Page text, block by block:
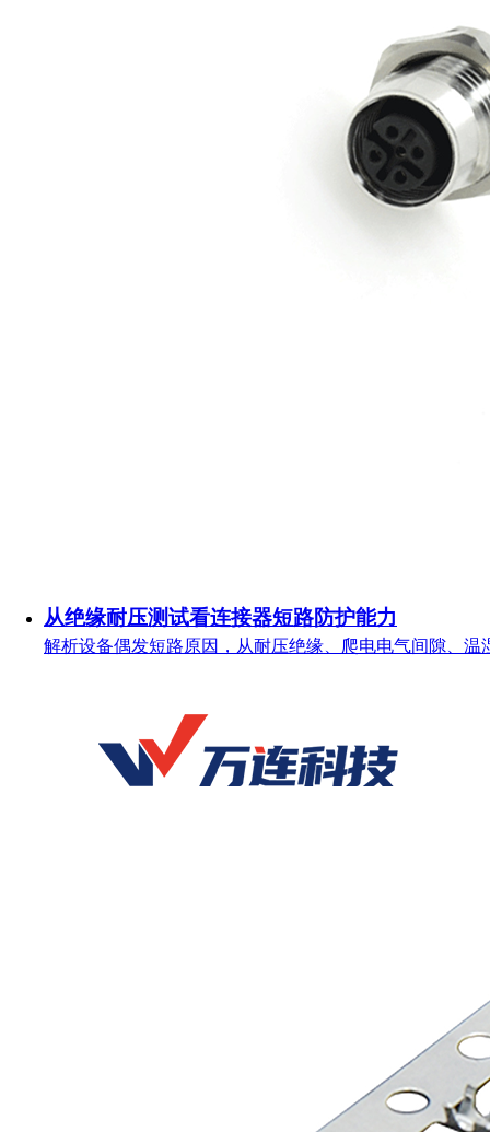
从绝缘耐压测试看连接器短路防护能力
解析设备偶发短路原因，从耐压绝缘、爬电电气间隙、温